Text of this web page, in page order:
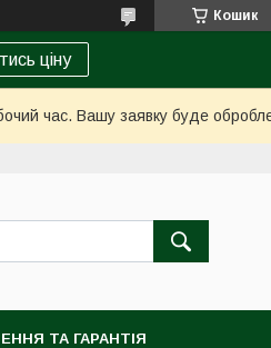
Кошик
ціну
час. Вашу заявку буде
ТА ГАРАНТІЯ